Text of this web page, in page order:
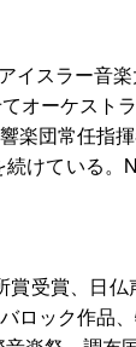
スラー音
オーケスト
楽団常任指
けている
受賞、日
ロック作品